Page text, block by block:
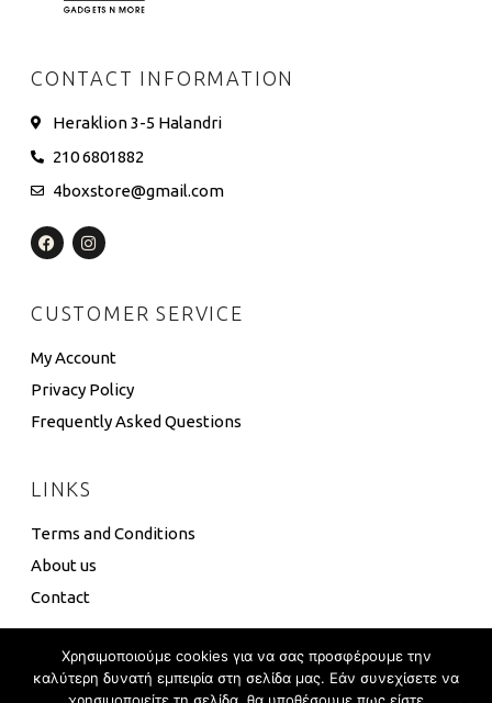
CONTACT INFORMATION
Heraklion 3-5 Halandri
210 6801882
4boxstore@gmail.com
CUSTOMER SERVICE
My Account
Privacy Policy
Frequently Asked Questions
LINKS
Terms and Conditions
About us
Contact
Χρησιμοποιούμε cookies για να σας προσφέρουμε την
καλύτερη δυνατή εμπειρία στη σελίδα μας. Εάν συνεχίσετε να